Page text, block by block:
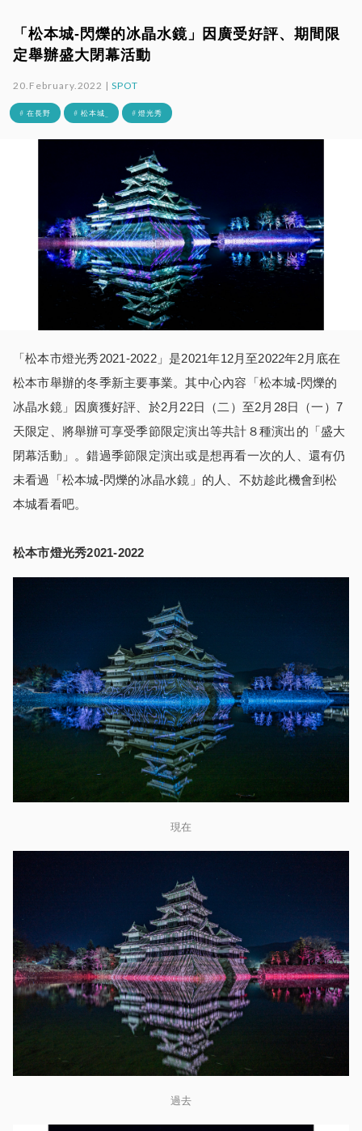
「松本城-閃爍的冰晶水鏡」因廣受好評、期間限
定舉辦盛大閉幕活動
20.February.2022 |SPOT
# 在長野 # 松本城_ # 燈光秀
「松本市燈光秀2021-2022」是2021年12月至2022年2月底在
松本市舉辦的冬季新主要事業。其中心內容「松本城-閃爍的
冰晶水鏡」因廣獲好評、於2月22日（二）至2月28日（一）7
天限定、將舉辦可享受季節限定演出等共計８種演出的「盛大
閉幕活動」。錯過季節限定演出或是想再看一次的人、還有仍
未看過「松本城-閃爍的冰晶水鏡」的人、不妨趁此機會到松
本城看看吧。
松本市燈光秀2021-2022
現在
過去